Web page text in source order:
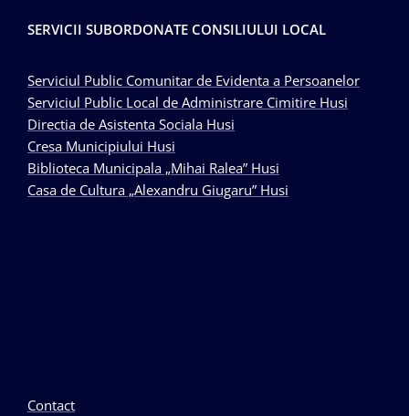
SERVICII SUBORDONATE CONSILIULUI LOCAL
Serviciul Public Comunitar de Evidenta a Persoanelor
Serviciul Public Local de Administrare Cimitire Husi
Directia de Asistenta Sociala Husi
Cresa Municipiului Husi
Biblioteca Municipala „Mihai Ralea” Husi
Casa de Cultura „Alexandru Giugaru” Husi
Contact